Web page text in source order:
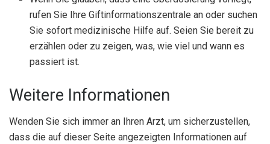
rufen Sie Ihre Giftinformationszentrale an oder suchen
Sie sofort medizinische Hilfe auf. Seien Sie bereit zu
erzählen oder zu zeigen, was, wie viel und wann es
passiert ist.
Weitere Informationen
Wenden Sie sich immer an Ihren Arzt, um sicherzustellen,
dass die auf dieser Seite angezeigten Informationen auf